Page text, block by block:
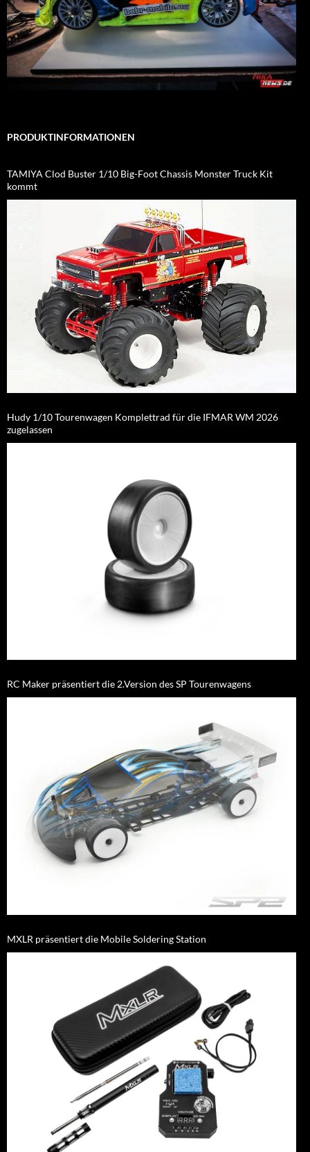
PRODUKTINFORMATIONEN
TAMIYA Clod Buster 1/10 Big-Foot Chassis Monster Truck Kit
kommt
Hudy 1/10 Tourenwagen Komplettrad für die IFMAR WM 2026
zugelassen
RC Maker präsentiert die 2.Version des SP Tourenwagens
MXLR präsentiert die Mobile Soldering Station